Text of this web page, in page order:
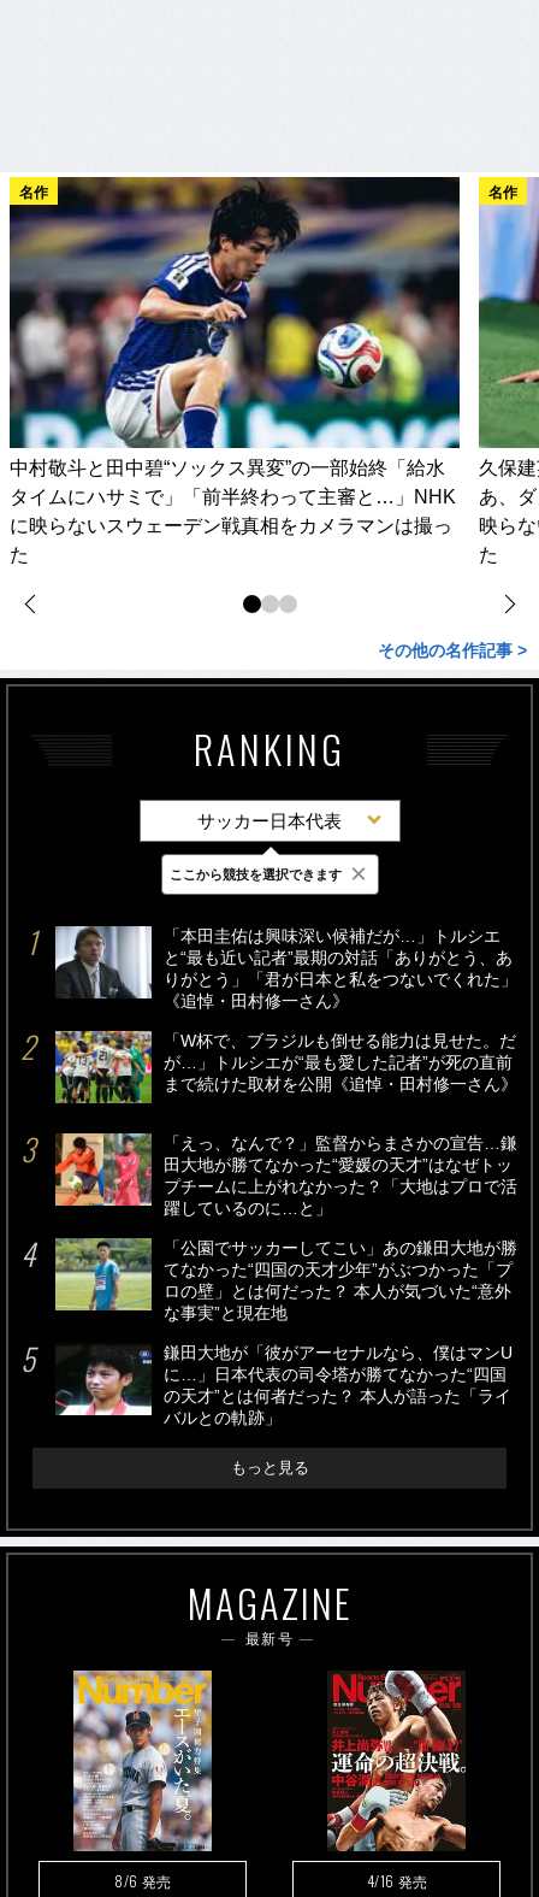
名作
中村敬斗と田中碧“ソックス異変”の一部始終「給水
タイムにハサミで」「前半終わって主審と…」NHK
に映らないスウェーデン戦真相をカメラマンは撮っ
た
名作
久保
あ、
映ら
た
その他の名作記事 >
RANKING
サッカー日本代表
最新 24時間 週間
「本田圭佑は興味深い候補だが…」トルシエ
と“最も近い記者”最期の対話「ありがとう、あ
りがとう」「君が日本と私をつないでくれた」
《追悼・田村修一さん》
「W杯で、ブラジルも倒せる能力は見せた。だ
が…」トルシエが“最も愛した記者”が死の直前
まで続けた取材を公開《追悼・田村修一さん》
「えっ、なんで？」監督からまさかの宣告…鎌
田大地が勝てなかった“愛媛の天才”はなぜトッ
プチームに上がれなかった？「大地はプロで活
躍しているのに…と」
「公園でサッカーしてこい」あの鎌田大地が勝
てなかった“四国の天才少年”がぶつかった「プ
ロの壁」とは何だった？ 本人が気づいた“意外
な事実”と現在地
鎌田大地が「彼がアーセナルなら、僕はマンU
に…」日本代表の司令塔が勝てなかった“四国
の天才”とは何者だった？ 本人が語った「ライ
バルとの軌跡」
もっと見る
MAGAZINE
最新号
8/6 発売 4/16 発売
ここから競技を選択できます ×